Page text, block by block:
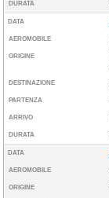
DURATA
DATA
AEROMOBILE
ORIGINE
DESTINAZIONE
PARTENZA
ARRIVO
DURATA
DATA
AEROMOBILE
ORIGINE